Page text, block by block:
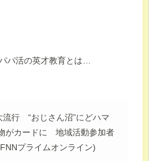
パ活の英才教育とは…
流行 “おじさん沼”にどハマ
がカードに 地域活動参加者
プライムオンライン)